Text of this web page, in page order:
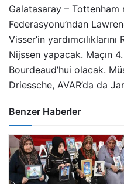
Galatasaray – Tottenham
Federasyonu’ndan
Visser’in
Nijssen yapacak. Maçın
Bourdeaud’hui olacak.
Driessche, AVAR’da da
Benzer Haberler